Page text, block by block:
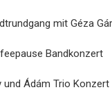
mit Géza
Bandkonzert
und Ádám Trio Konzert